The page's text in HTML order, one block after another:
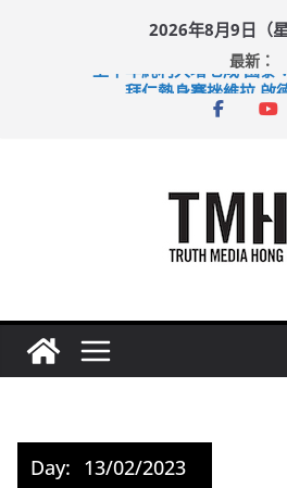
2026年8月9日（星
最新：
上半年純利大增七成 國泰
拜仁熱身賽挫維拉 啟
性罪行修例獲九成支持 鄧炳強
Day: 13/02/2023